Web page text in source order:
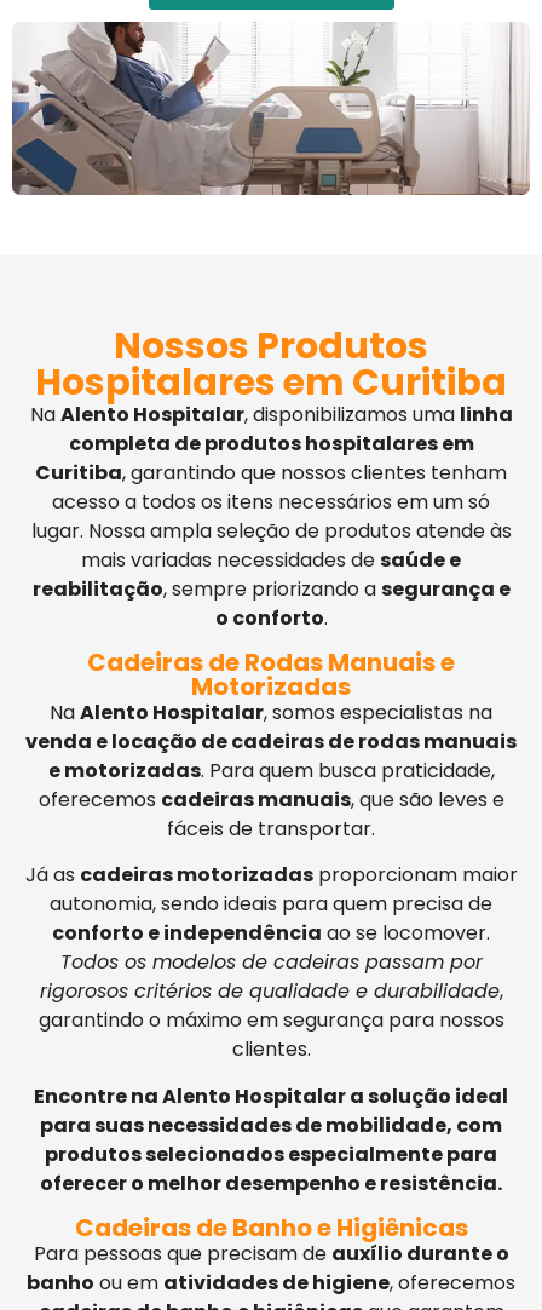
Nossos Produtos
Hospitalares em Curitiba
NaAlento Hospitalar, disponibilizamos uma linha
completa de produtos hospitalares em
Curitiba, garantindo que nossos clientes tenham
acesso a todos os itens necessários em um só
lugar. Nossa ampla seleção de produtos atende às
mais variadas necessidades desaúde e
reabilitação, sempre priorizando asegurança e
o conforto.
Cadeiras de Rodas Manuais e
Motorizadas
NaAlento Hospitalar, somos especialistas na
venda e locação de cadeiras de rodas manuais
e motorizadas. Para quem busca praticidade,
oferecemos cadeiras manuais, que são leves e
fáceis de transportar.
Já as cadeiras motorizadasproporcionam maior
autonomia, sendo ideais para quem precisa de
conforto e independência ao se locomover.
Todos os modelos de cadeiras passam por
rigorosos critérios de qualidade e durabilidade,
garantindo o máximo em segurança para nossos
clientes.
Encontre na Alento Hospitalar a solução ideal
para suas necessidades de mobilidade, com
produtos selecionados especialmente para
oferecer o melhor desempenho e resistência.
Cadeiras de Banho e Higiênicas
Para pessoas que precisam de auxílio durante o
banho ou em atividades de higiene, oferecemos